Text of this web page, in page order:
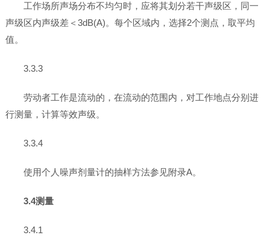
工作场所声场分布不均匀时，应将其划分若干声级区，同一
声级区内声级差＜3dB(A)。每个区域内，选择2个测点，取平均
值。
3.3.3
劳动者工作是流动的，在流动的范围内，对工作地点分别进
行测量，计算等效声级。
3.3.4
使用个人噪声剂量计的抽样方法参见附录A。
3.4测量
3.4.1